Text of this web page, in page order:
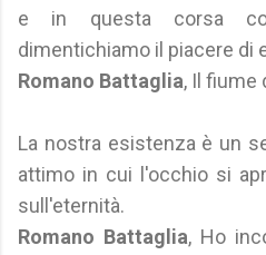
e in questa corsa
dimentichiamo il piacere di
Romano Battaglia, Il fiume
La nostra esistenza è un
attimo in cui l'occhio si
sull'eternità.
Romano Battaglia, Ho